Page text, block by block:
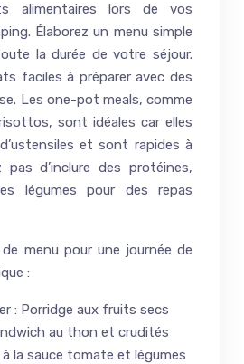
alimentaires lors de vos
Élaborez un menu simple
la durée de votre séjour.
faciles à préparer avec des
Les one-pot meals, comme
sont idéales car elles
et sont rapides à
pas d’inclure des protéines,
légumes pour des repas
menu pour une journée de
:
: Porridge aux fruits secs
au thon et crudités
la sauce tomate et légumes